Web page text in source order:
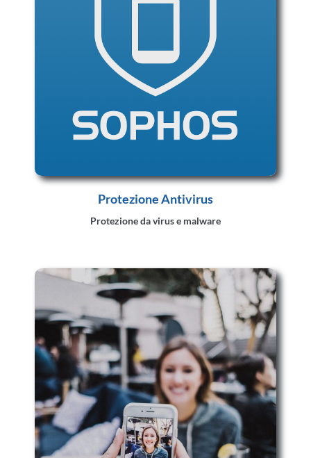
Protezione Antivirus
Protezione da virus e malware